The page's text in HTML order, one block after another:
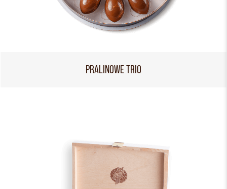
PRALINOWE TRIO